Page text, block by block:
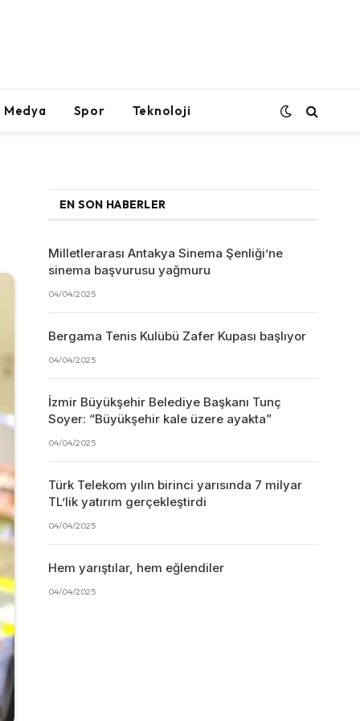
Medya Spor Teknoloji
EN SON HABERLER
Milletlerarası Antakya Sinema Şenliği’ne
sinema başvurusu yağmuru
04/04/2025
Bergama Tenis Kulübü Zafer Kupası başlıyor
04/04/2025
İzmir Büyükşehir Belediye Başkanı Tunç
Soyer: “Büyükşehir kale üzere ayakta”
04/04/2025
Türk Telekom yılın birinci yarısında 7 milyar
TL’lik yatırım gerçekleştirdi
04/04/2025
Hem yarıştılar, hem eğlendiler
04/04/2025